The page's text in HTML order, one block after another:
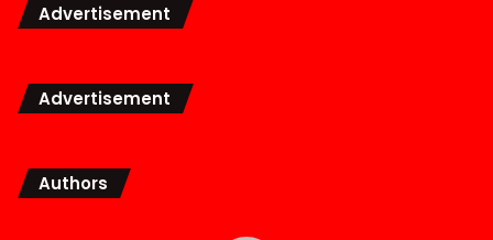
Advertisement
Advertisement
Authors